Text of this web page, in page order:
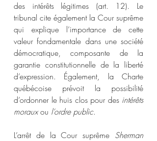
des intérêts légitimes (art. 12). Le
tribunal cite également la Cour suprême
qui explique l’importance de cette
valeur fondamentale dans une société
démocratique, composante de la
garantie constitutionnelle de la liberté
d’expression. Également, la Charte
québécoise prévoit la possibilité
d’ordonner le huis clos pour des intérêts
moraux ou l’ordre public.
L’arrêt de la Cour suprême Sherman